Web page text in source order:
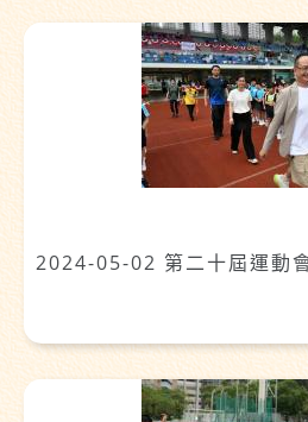
2024-05-02 第二十屆運動